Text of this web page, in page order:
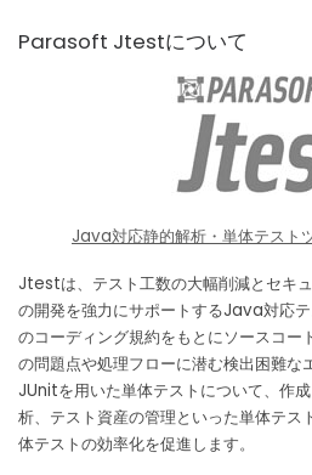
Parasoft Jtestについて
Java対応静的解析・単体テス
Jtestは、テスト工数の大幅削減とセキ
の開発を強力にサポートするJava対応
のコーディング規約をもとにソースコー
の問題点や処理フローに潜む検出困難な
JUnitを用いた単体テストについて、作
析、テスト資産の管理といった単体テス
体テストの効率化を促進します。